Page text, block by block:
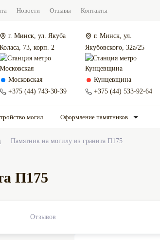
Новости Отзывы Контакты
г. Минск, ул. Якуба
Коласа, 73, корп. 2
Московская
+375 (44) 743-30-39
г. Минск, ул.
Якубовского, 32а/25
Кунцевщина
+375 (44) 533-92-64
могил Оформление памятников
Памятник на могилу из гранита П175
П175
Отзывов